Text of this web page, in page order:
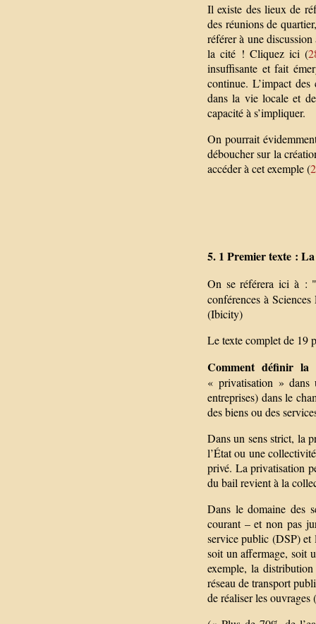
Il existe des lieux de
des réunions de
référer à une
la cité ! Cliquez ici (
insuffisante et fait
continue. L’impact
dans la vie locale et
capacité à s’impliquer.
On pourrait
déboucher sur la
accéder à cet exemple (
5. 1 Premier texte :
On se référera ici à :
conférences à
(Ibicity)
Le texte complet de 19
Comment définir la
« privatisation » dans
entreprises) dans le
des biens ou des
Dans un sens strict, la
l’État ou une
privé. La privatisation
du bail revient à la
Dans le domaine des
courant – et non pas
service public (DSP) et
soit un affermage, soit
exemple, la
réseau de transport
de réaliser les